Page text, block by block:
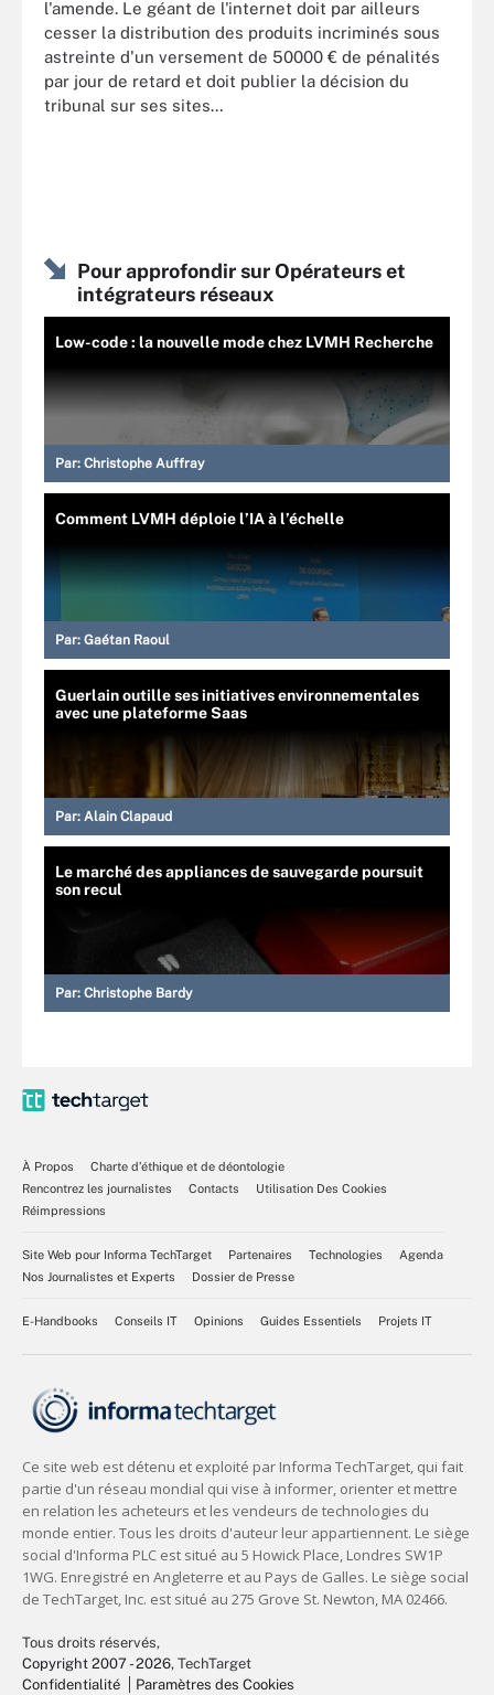
l'amende. Le géant de l'internet doit par ailleurs
cesser la distribution des produits incriminés sous
astreinte d'un versement de 50000 € de pénalités
par jour de retard et doit publier la décision du
tribunal sur ses sites…
Pour approfondir sur Opérateurs et
intégrateurs réseaux
Low-code : la nouvelle mode chez LVMH Recherche
Par: Christophe Auffray
Comment LVMH déploie l’IA à l’échelle
Par: Gaétan Raoul
Guerlain outille ses initiatives environnementales
avec une plateforme Saas
Par: Alain Clapaud
Le marché des appliances de sauvegarde poursuit
son recul
Par: Christophe Bardy
À Propos
Charte d’éthique et de déontologie
Rencontrez les journalistes
Contacts
Utilisation Des Cookies
Réimpressions
Site Web pour Informa TechTarget Partenaires Technologies
Agenda
Nos Journalistes et Experts
Dossier de Presse
E-Handbooks Conseils IT Opinions Guides Essentiels Projets IT
Tous droits réservés,
Copyright 2007 - 2026, TechTarget
Confidentialité
Paramètres des Cookies